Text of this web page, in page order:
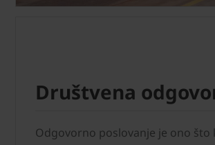
Društvena
Odgovorno poslovanje je ono